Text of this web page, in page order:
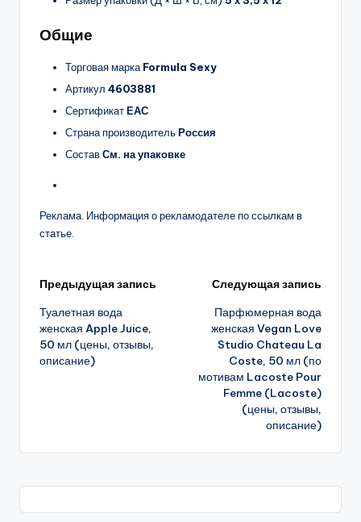
Общие
Торговая марка Formula Sexy
Артикул 4603881
СертификатЕАС
Страна производительРоссия
СоставСм. на упаковке
Реклама. Информация о рекламодателе по ссылкам в
статье.
Навигация
записи
Предыдущая запись
Туалетная вода
женская Apple Juice,
50 мл (цены, отзывы,
описание)
Следующая запись
Парфюмерная вода
женская Vegan Love
Studio Chateau La
Coste, 50 мл (по
мотивам Lacoste Pour
Femme (Lacoste)
(цены, отзывы,
описание)